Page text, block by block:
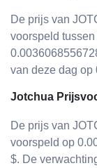
De prijs van
voorspeld
van deze dag op
Jotchua
De prijs van
voorspeld op
$. De